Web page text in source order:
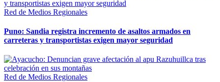
Red de Medios Regionales
Puno: Sandia registra incremento de asaltos armados en
carreteras y transportistas exigen mayor seguridad
Red de Medios Regionales